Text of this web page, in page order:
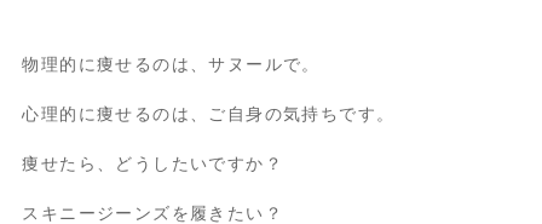
物理的に痩せるのは、サヌールで。
心理的に痩せるのは、ご自身の気持ちです。
痩せたら、どうしたいですか？
スキニージーンズを履きたい？